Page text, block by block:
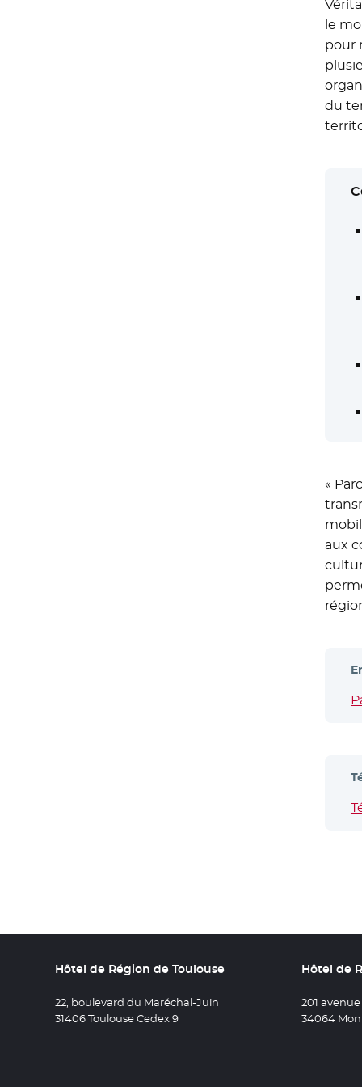
le
pour
du
«
aux
Hôtel de Région de Toulouse
22, boulevard du Maréchal-Juin
31406 Toulouse Cedex 9
Hôtel de
201
34064